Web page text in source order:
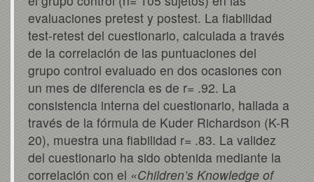
evaluaciones pretest y postest. La fiabilidad
test-retest del cuestionario, calculada a través
de la correlación de las puntuaciones del
grupo control evaluado en dos ocasiones con
un mes de diferencia es de r= .92. La
consistencia interna del cuestionario, hallada a
través de la fórmula de Kuder Richardson (K-R
20), muestra una fiabilidad r= .83. La validez
del cuestionario ha sido obtenida mediante la
correlación con el «Children’s Knowledge of